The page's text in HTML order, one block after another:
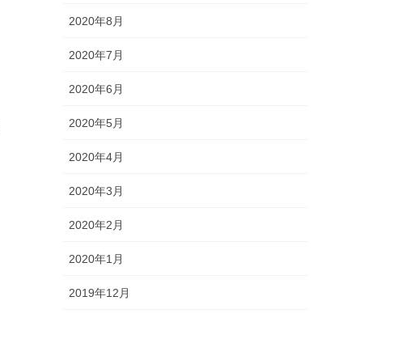
2020年8月
2020年7月
2020年6月
2020年5月
2020年4月
2020年3月
2020年2月
2020年1月
2019年12月